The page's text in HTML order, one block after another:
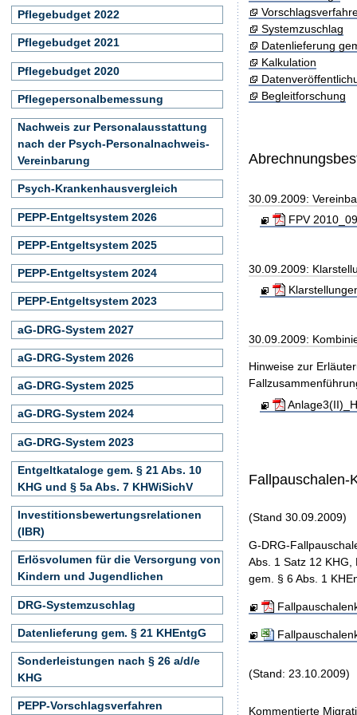
Systemzuschlag
Datenlieferung
Kalkulation
Begleitforschung
30.09.2009:
FPV
30.09.2009:
30.09.2009:
Hinweise zur
Fallpauschalen-
(Stand 30.09.2009)
G-DRG-
Abs. 1 Satz 12
gem. § 6 Abs. 1
(Stand: 23.10.2009)
Kommentierte
Pflegebudget 2022
Pflegebudget 2021
Pflegebudget 2020
Pflegepersonalbemessung
Nachweis zur Personalausstattung
nach der Psych-Personalnachweis-
Vereinbarung
Psych-Krankenhausvergleich
PEPP-Entgeltsystem 2026
PEPP-Entgeltsystem 2025
PEPP-Entgeltsystem 2024
PEPP-Entgeltsystem 2023
aG-DRG-System 2027
aG-DRG-System 2026
aG-DRG-System 2025
aG-DRG-System 2024
aG-DRG-System 2023
Entgeltkataloge gem. § 21 Abs. 10
KHG und § 5a Abs. 7 KHWiSichV
Investitionsbewertungsrelationen
(IBR)
Erlösvolumen für die Versorgung von
Kindern und Jugendlichen
DRG-Systemzuschlag
Datenlieferung gem. § 21 KHEntgG
Sonderleistungen nach § 26 a/d/e
KHG
PEPP-Vorschlagsverfahren